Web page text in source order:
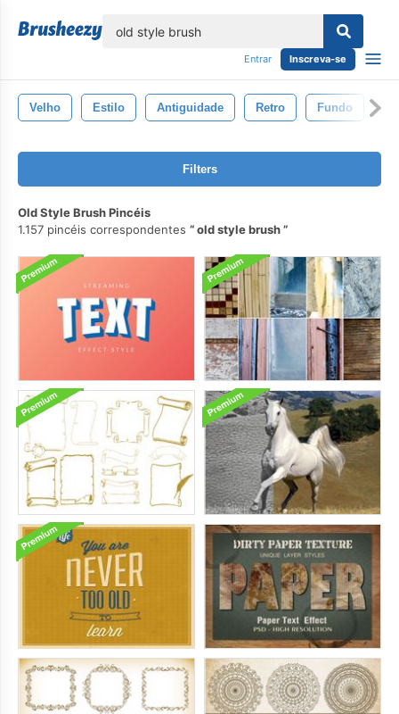
Entrar Inscreva-se
Velho Estilo Antiguidade Retro Fundo
Filters
Old Style Brush Pincéis
1.157 pincéis correspondentes
old style brush